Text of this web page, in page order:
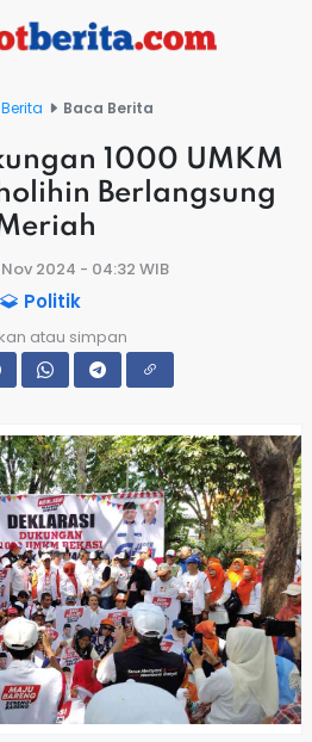
Berita Baca Berita
1000 UMKM
Berlangsung
2024 - 04:32 WIB
Politik
atau simpan